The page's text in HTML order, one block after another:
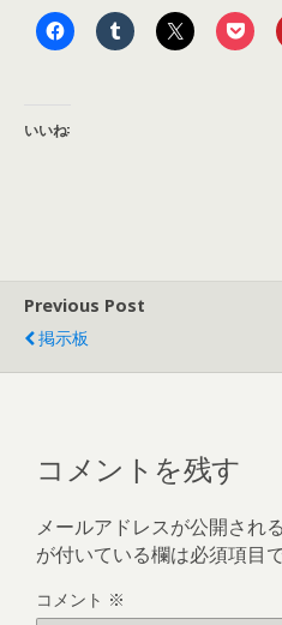
いいね:
Previous Post
掲示板
コメントを残す
メールアドレスが公開され
が付いている欄は必須項目
コメント ※